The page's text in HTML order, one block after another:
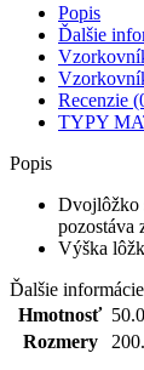
Popis
Ďalšie
Recenzie
TYPY
Popis
Dvojlôžko
pozostáva
Výška
Ďalšie informácie
Hmotnosť
Rozmery